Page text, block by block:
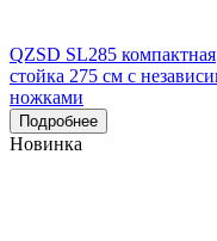
QZSD SL285 компактная
стойка 275 см с
ножками
Подробнее
Новинка